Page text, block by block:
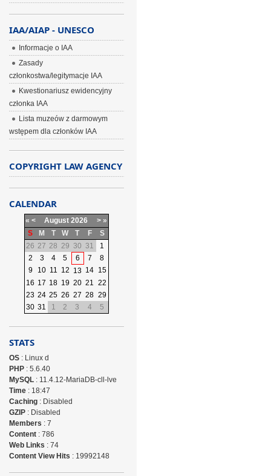
IAA/AIAP - UNESCO
Informacje o IAA
Zasady
członkostwa/legitymacje IAA
Kwestionariusz ewidencyjny
członka IAA
Lista muzeów z darmowym
wstępem dla członków IAA
COPYRIGHT LAW AGENCY
CALENDAR
« < August 2026 > »
S
M T W T F
S
26 27 28 29 30 31
1
2
3 4 5 6 7
8
9
10 11 12 13 14 15
16 17 18 19 20 21 22
23 24 25 26 27 28 29
30 31 1 2 3 4 5
STATS
OS: Linux d
PHP: 5.6.40
MySQL: 11.4.12-MariaDB-cll-lve
Time: 18:47
Caching: Disabled
GZIP: Disabled
Members : 7
Content: 786
Web Links : 74
Content View Hits : 19992148